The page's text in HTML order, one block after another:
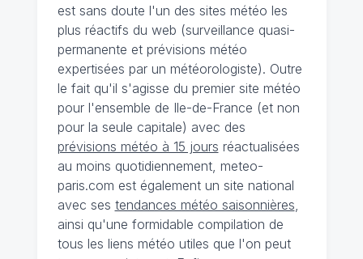
est sans doute l'un des sites météo les
plus réactifs du web (surveillance quasi-
permanente et prévisions météo
expertisées par un météorologiste). Outre
le fait qu'il s'agisse du premier site météo
pour l'ensemble de Ile-de-France (et non
pour la seule capitale) avec des
prévisions météo à 15 jours réactualisées
au moins quotidiennement, meteo-
paris.com est également un site national
avec ses tendances météo saisonnières,
ainsi qu'une formidable compilation de
tous les liens météo utiles que l'on peut